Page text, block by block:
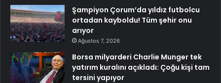
Şampiyon Çorum’da yıldız futbolcu
ortadan kayboldu! Tüm şehir onu
arıyor
Ağustos 7, 2026
Borsa milyarderi Charlie Munger tek
yatırım kuralını açıkladı: Çoğu kişi tam
tersini yapıyor